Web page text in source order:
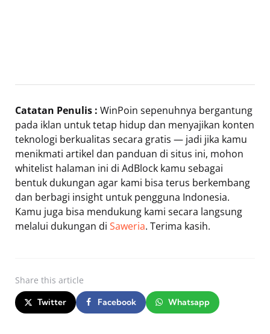
Catatan Penulis : WinPoin sepenuhnya bergantung
pada iklan untuk tetap hidup dan menyajikan konten
teknologi berkualitas secara gratis — jadi jika kamu
menikmati artikel dan panduan di situs ini, mohon
whitelist halaman ini di AdBlock kamu sebagai
bentuk dukungan agar kami bisa terus berkembang
dan berbagi insight untuk pengguna Indonesia.
Kamu juga bisa mendukung kami secara langsung
melalui dukungan di Saweria. Terima kasih.
Share this article
Twitter Facebook Whatsapp